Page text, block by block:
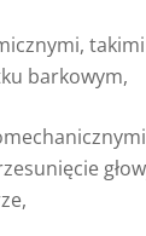
barkowym,